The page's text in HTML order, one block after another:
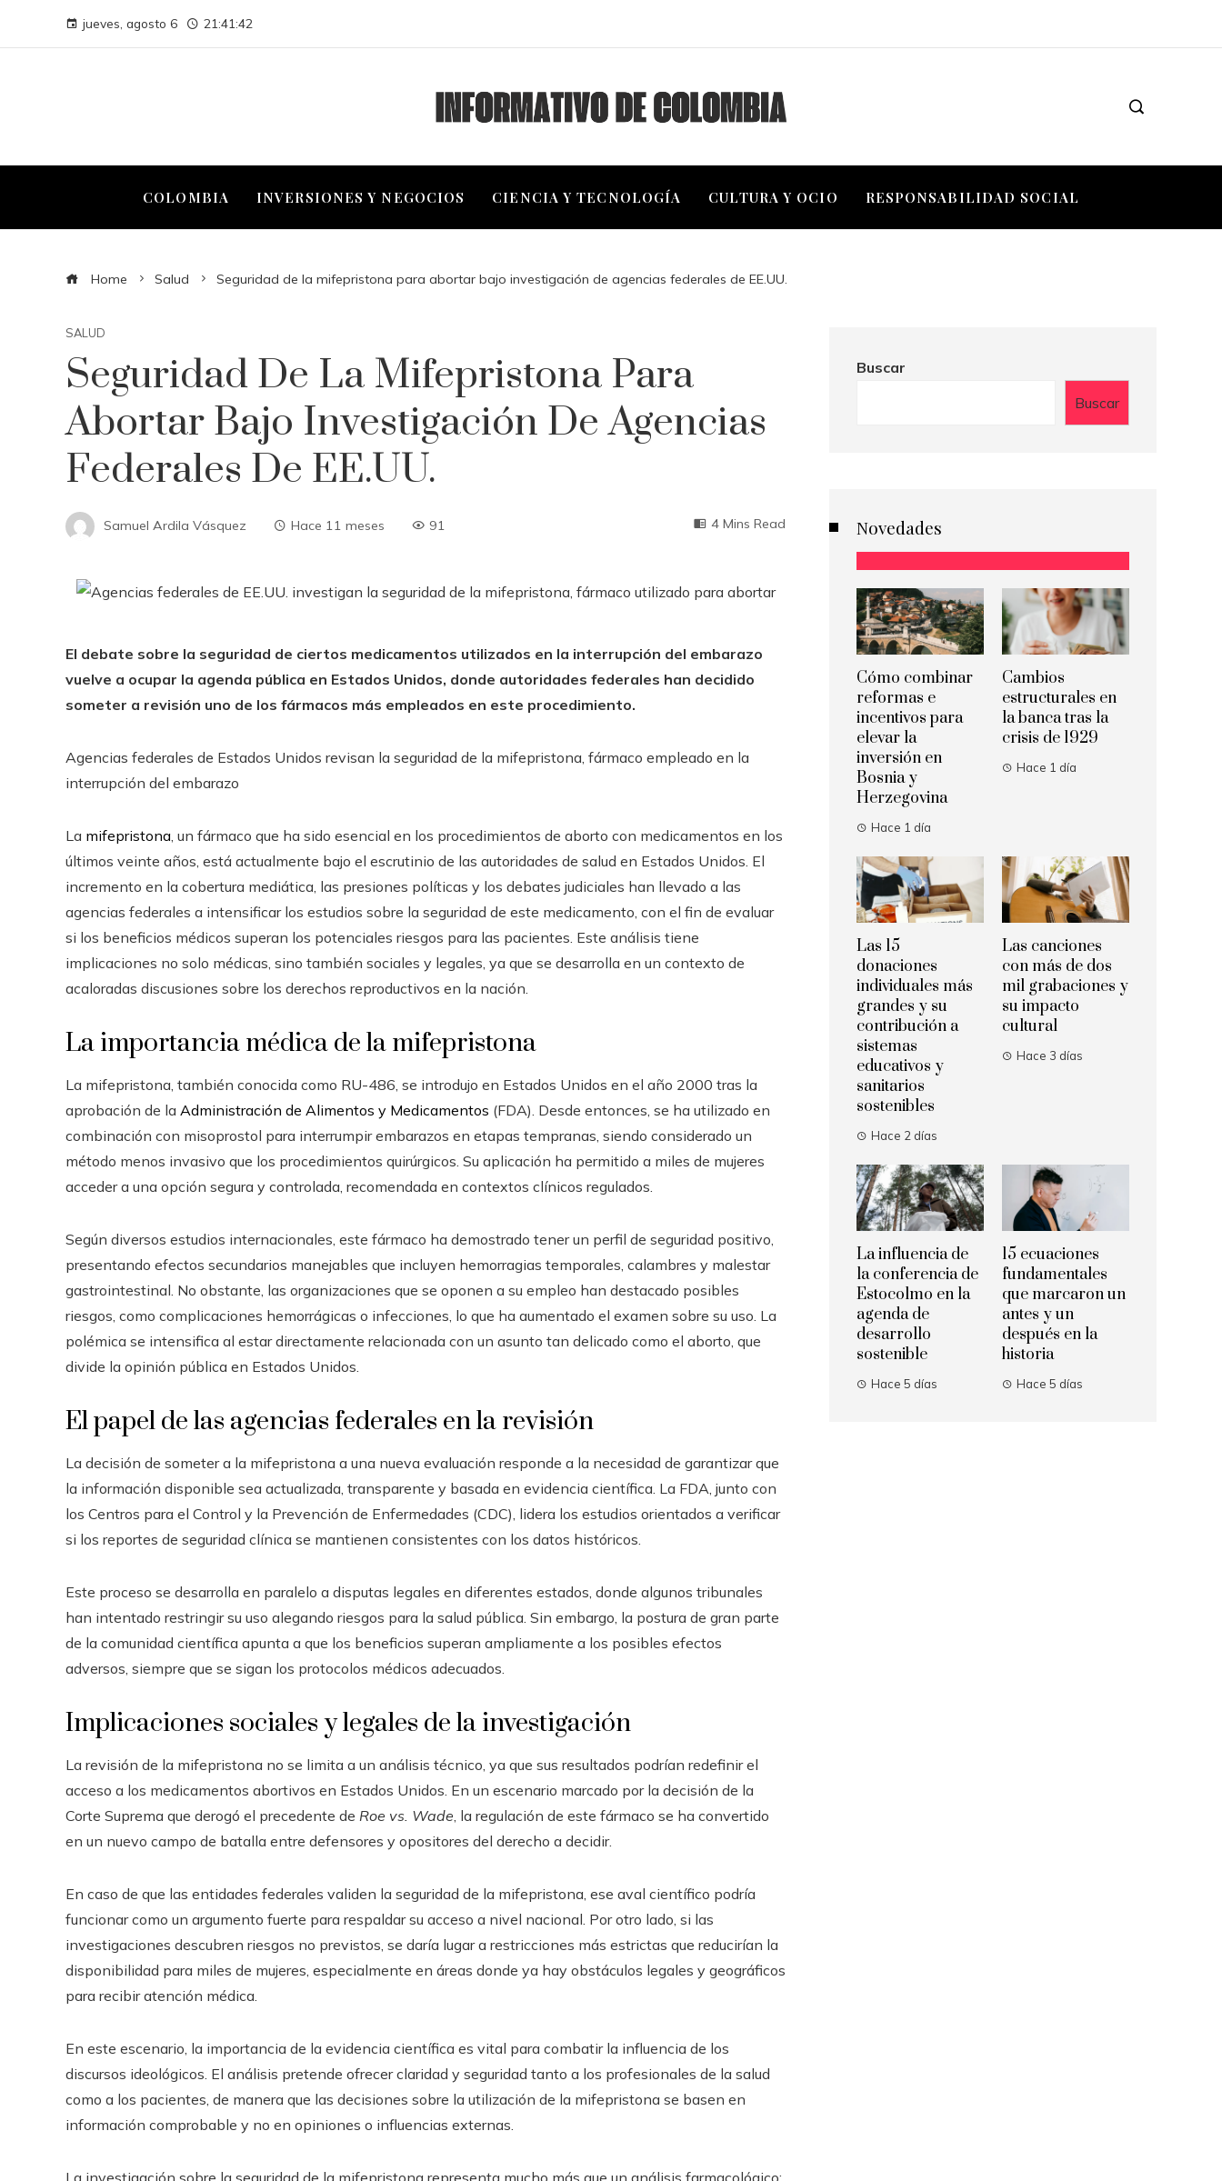
jueves, agosto 6 21:41:43
COLOMBIA INVERSIONES Y NEGOCIOS CIENCIA Y TECNOLOGÍA CULTURA Y OCIO RESPONSABILIDAD SOCIAL
Home Salud Seguridad de la mifepristona para abortar bajo investigación de agencias federales de EE.UU.
SALUD
Seguridad De La Mifepristona Para
Abortar Bajo Investigación De Agencias
Federales De EE.UU.
Samuel Ardila Vásquez Hace 11 meses 91 4 Mins Read
El debate sobre la seguridad de ciertos medicamentos utilizados en la interrupción del embarazo
vuelve a ocupar la agenda pública en Estados Unidos, donde autoridades federales han decidido
someter a revisión uno de los fármacos más empleados en este procedimiento.
Agencias federales de Estados Unidos revisan la seguridad de la mifepristona, fármaco empleado en la
interrupción del embarazo
La mifepristona, un fármaco que ha sido esencial en los procedimientos de aborto con medicamentos en los
últimos veinte años, está actualmente bajo el escrutinio de las autoridades de salud en Estados Unidos. El
incremento en la cobertura mediática, las presiones políticas y los debates judiciales han llevado a las
agencias federales a intensificar los estudios sobre la seguridad de este medicamento, con el fin de evaluar
si los beneficios médicos superan los potenciales riesgos para las pacientes. Este análisis tiene
implicaciones no solo médicas, sino también sociales y legales, ya que se desarrolla en un contexto de
acaloradas discusiones sobre los derechos reproductivos en la nación.
La importancia médica de la mifepristona
La mifepristona, también conocida como RU-486, se introdujo en Estados Unidos en el año 2000 tras la
aprobación de la Administración de Alimentos y Medicamentos (FDA). Desde entonces, se ha utilizado en
combinación con misoprostol para interrumpir embarazos en etapas tempranas, siendo considerado un
método menos invasivo que los procedimientos quirúrgicos. Su aplicación ha permitido a miles de mujeres
acceder a una opción segura y controlada, recomendada en contextos clínicos regulados.
Según diversos estudios internacionales, este fármaco ha demostrado tener un perfil de seguridad positivo,
presentando efectos secundarios manejables que incluyen hemorragias temporales, calambres y malestar
gastrointestinal. No obstante, las organizaciones que se oponen a su empleo han destacado posibles
riesgos, como complicaciones hemorrágicas o infecciones, lo que ha aumentado el examen sobre su uso. La
polémica se intensifica al estar directamente relacionada con un asunto tan delicado como el aborto, que
divide la opinión pública en Estados Unidos.
El papel de las agencias federales en la revisión
La decisión de someter a la mifepristona a una nueva evaluación responde a la necesidad de garantizar que
la información disponible sea actualizada, transparente y basada en evidencia científica. La FDA, junto con
los Centros para el Control y la Prevención de Enfermedades (CDC), lidera los estudios orientados a verificar
si los reportes de seguridad clínica se mantienen consistentes con los datos históricos.
Este proceso se desarrolla en paralelo a disputas legales en diferentes estados, donde algunos tribunales
han intentado restringir su uso alegando riesgos para la salud pública. Sin embargo, la postura de gran parte
de la comunidad científica apunta a que los beneficios superan ampliamente a los posibles efectos
adversos, siempre que se sigan los protocolos médicos adecuados.
Implicaciones sociales y legales de la investigación
La revisión de la mifepristona no se limita a un análisis técnico, ya que sus resultados podrían redefinir el
acceso a los medicamentos abortivos en Estados Unidos. En un escenario marcado por la decisión de la
Corte Suprema que derogó el precedente de Roe vs. Wade, la regulación de este fármaco se ha convertido
en un nuevo campo de batalla entre defensores y opositores del derecho a decidir.
En caso de que las entidades federales validen la seguridad de la mifepristona, ese aval científico podría
funcionar como un argumento fuerte para respaldar su acceso a nivel nacional. Por otro lado, si las
investigaciones descubren riesgos no previstos, se daría lugar a restricciones más estrictas que reducirían la
disponibilidad para miles de mujeres, especialmente en áreas donde ya hay obstáculos legales y geográficos
para recibir atención médica.
En este escenario, la importancia de la evidencia científica es vital para combatir la influencia de los
discursos ideológicos. El análisis pretende ofrecer claridad y seguridad tanto a los profesionales de la salud
como a los pacientes, de manera que las decisiones sobre la utilización de la mifepristona se basen en
información comprobable y no en opiniones o influencias externas.
La investigación sobre la seguridad de la mifepristona representa mucho más que un análisis farmacológico:
Buscar
Buscar
Novedades
Cómo combinar
reformas e
incentivos para
elevar la
inversión en
Bosnia y
Herzegovina
Hace 1 día
Cambios
estructurales en
la banca tras la
crisis de 1929
Hace 1 día
Las 15
donaciones
individuales más
grandes y su
contribución a
sistemas
educativos y
sanitarios
sostenibles
Hace 2 días
Las canciones
con más de dos
mil grabaciones y
su impacto
cultural
Hace 3 días
La influencia de
la conferencia de
Estocolmo en la
agenda de
desarrollo
sostenible
Hace 5 días
15 ecuaciones
fundamentales
que marcaron un
antes y un
después en la
historia
Hace 5 días